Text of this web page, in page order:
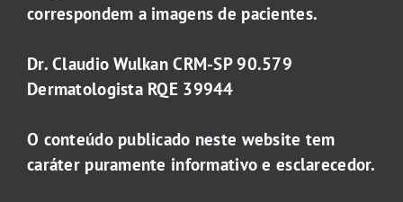
correspondem a imagens de pacientes.
Dr. Claudio Wulkan CRM-SP 90.579
Dermatologista RQE 39944
O conteúdo publicado neste website tem
caráter puramente informativo e esclarecedor.